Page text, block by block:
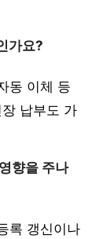
가요?
동 이체 등
납부도 가
향을 주나
록 갱신이나